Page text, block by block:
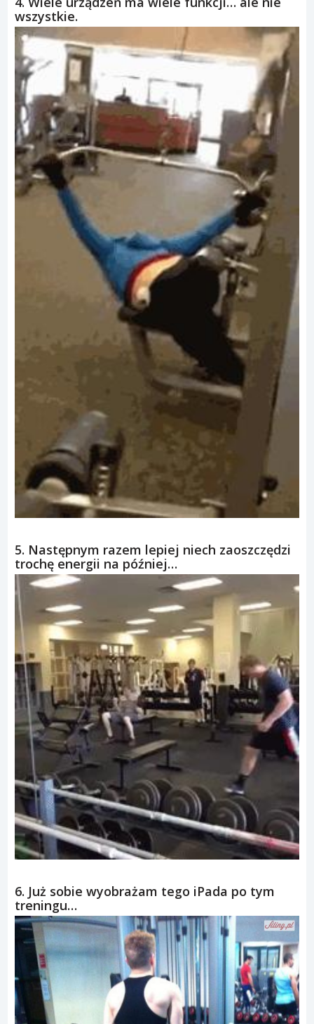
wszystkie.
5. Następnym razem lepiej niech zaoszczędzi
trochę energii na później…
6. Już sobie wyobrażam tego iPada po tym
treningu…